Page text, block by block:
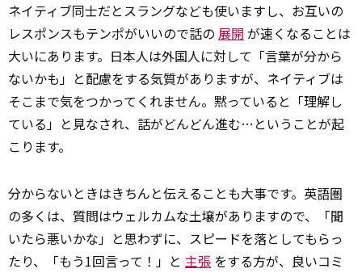
ネイティブ同士だとスラングなども使いますし、お互いの
レスポンスもテンポがいいので話の 展開 が速くなることは
大いにあります。日本人は外国人に対して「言葉が分から
ないかも」と配慮をする気質がありますが、ネイティブは
そこまで気をつかってくれません。黙っていると「理解し
ている」と見なされ、話がどんどん進む…ということが起
こります。
分からないときはきちんと伝えることも大事です。英語圏
の多くは、質問はウェルカムな土壌がありますので、「聞
いたら悪いかな」と思わずに、スピードを落としてもらっ
たり、「もう1回言って！」と 主張 をする方が、良いコミ